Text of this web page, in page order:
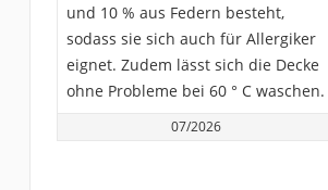
und 10 % aus Federn besteht,
sodass sie sich auch für Allergiker
eignet. Zudem lässt sich die Decke
ohne Probleme bei 60 ° C waschen.
07/2026